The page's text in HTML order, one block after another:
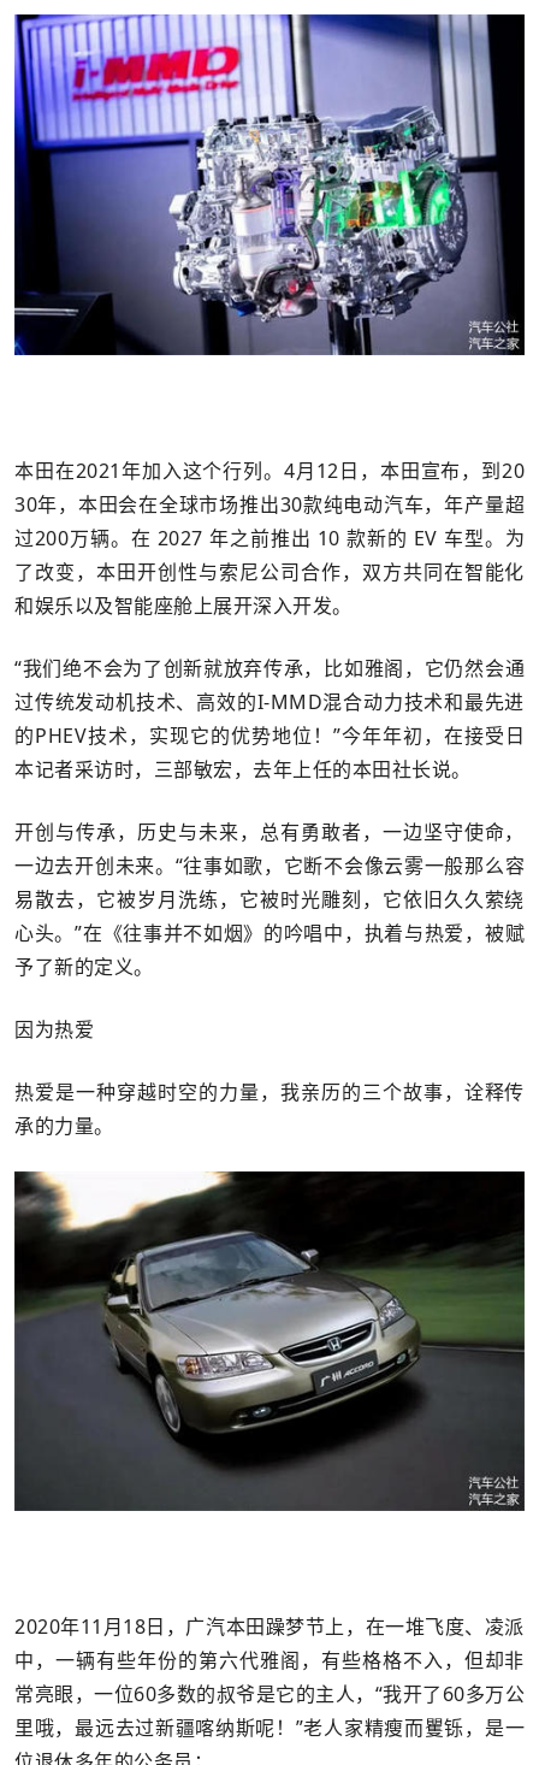
本田在2021年加入这个行列。4月12日，本田宣布，到20
30年，本田会在全球市场推出30款纯电动汽车，年产量超
过200万辆。在 2027 年之前推出 10 款新的 EV 车型。为
了改变，本田开创性与索尼公司合作，双方共同在智能化
和娱乐以及智能座舱上展开深入开发。
“我们绝不会为了创新就放弃传承，比如雅阁，它仍然会通
过传统发动机技术、高效的I-MMD混合动力技术和最先进
的PHEV技术，实现它的优势地位！”今年年初，在接受日
本记者采访时，三部敏宏，去年上任的本田社长说。
开创与传承，历史与未来，总有勇敢者，一边坚守使命，
一边去开创未来。“往事如歌，它断不会像云雾一般那么容
易散去，它被岁月洗练，它被时光雕刻，它依旧久久萦绕
心头。”在《往事并不如烟》的吟唱中，执着与热爱，被赋
予了新的定义。
因为热爱
热爱是一种穿越时空的力量，我亲历的三个故事，诠释传
承的力量。
2020年11月18日，广汽本田躁梦节上，在一堆飞度、凌派
中，一辆有些年份的第六代雅阁，有些格格不入，但却非
常亮眼，一位60多数的叔爷是它的主人，“我开了60多万公
里哦，最远去过新疆喀纳斯呢！”老人家精瘦而矍铄，是一